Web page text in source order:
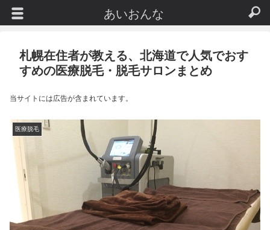
札幌在住者が教える、北海道で人気でおす
すめの医療脱毛・脱毛サロンまとめ
当サイトには広告が含まれています。
医療脱毛
あいおんな